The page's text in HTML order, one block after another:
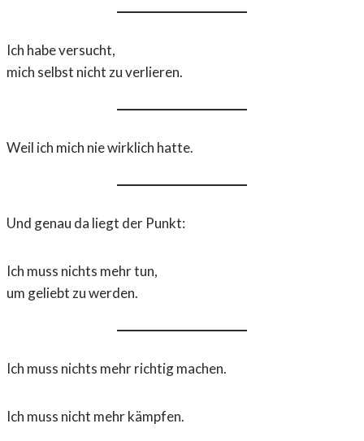
Ich habe versucht,
mich selbst nicht zu verlieren.
Weil ich mich nie wirklich hatte.
Und genau da liegt der Punkt:
Ich muss nichts mehr tun,
um geliebt zu werden.
Ich muss nichts mehr richtig machen.
Ich muss nicht mehr kämpfen.